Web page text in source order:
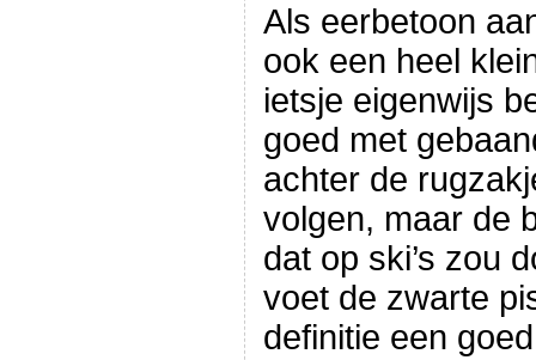
Als eerbetoon
ook een heel
ietsje eigenwijs
goed met
achter de
volgen, maar de
dat op ski’s zou
voet de zwarte
definitie een